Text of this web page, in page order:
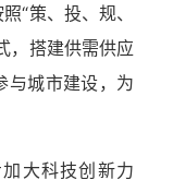
“策、投、规、
，搭建供需供应
与城市建设，为
大科技创新力